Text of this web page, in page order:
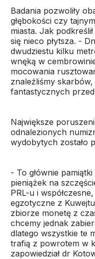
Badania pozwoliły
głębokości czy
miasta. Jak
się nieco płytsza. -
dwudziestu kilku
wnęką w
mocowania
znaleźliśmy
fantastycznych
Największe
odnalezionych
wydobytych zostało
- To głównie
pieniążek na
PRL-u i
egzotyczne z
zbiorze monetę z
chcemy jednak
dlatego wszystkie te
trafią z powrotem w
zapowiedział dr